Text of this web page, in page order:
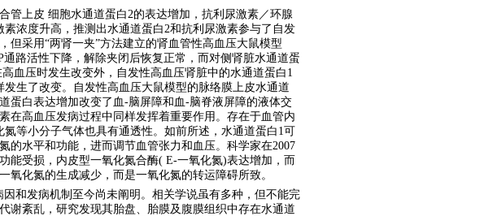
管上皮 细胞水通道蛋白2的表达增加，抗利尿激素／环腺
浓度升高，推测出水通道蛋白2和抗利尿激素参与了自发
采用“两肾一夹”方法建立的肾血管性高血压大鼠模型
路活性下降，解除夹闭后恢复正常，而对侧肾脏水通道蛋
血压时发生改变外，自发性高血压肾脏中的水通道蛋白1
生了改变。自发性高血压大鼠模型的脉络膜上皮水通道
蛋白表达增加改变了血-脑屏障和血-脑脊液屏障的液体交
在高血压发病过程中同样发挥着重要作用。存在于血管内
等小分子气体也具有通透性。如前所述，水通道蛋白1可
的水平和功能，进而调节血管张力和血压。科学家在2007
能受损，内皮型一氧化氮合酶( E-一氧化氮)表达增加，而
化氮的生成减少，而是一氧化氮的转运障碍所致。
和发病机制至今尚未阐明。相关学说虽有多种，但不能完
谢紊乱，研究发现其胎盘、胎膜及腹膜组织中存在水通道